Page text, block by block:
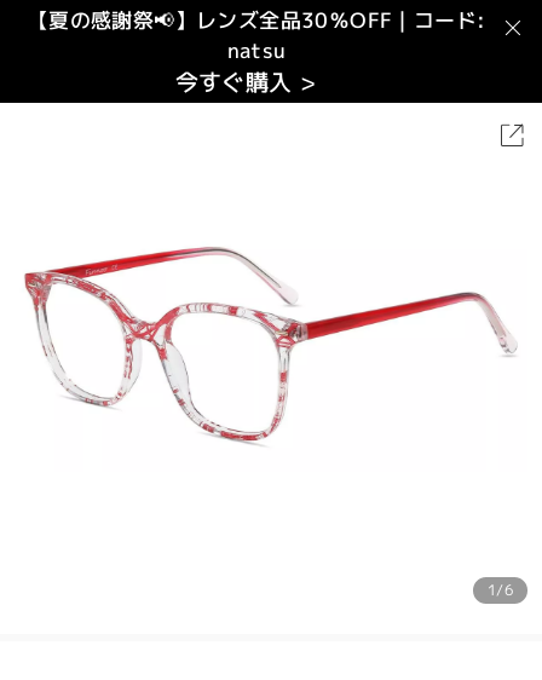
【夏の感謝祭📢】レンズ全品30％OFF｜コード:
natsu
今すぐ購入 >
1/6